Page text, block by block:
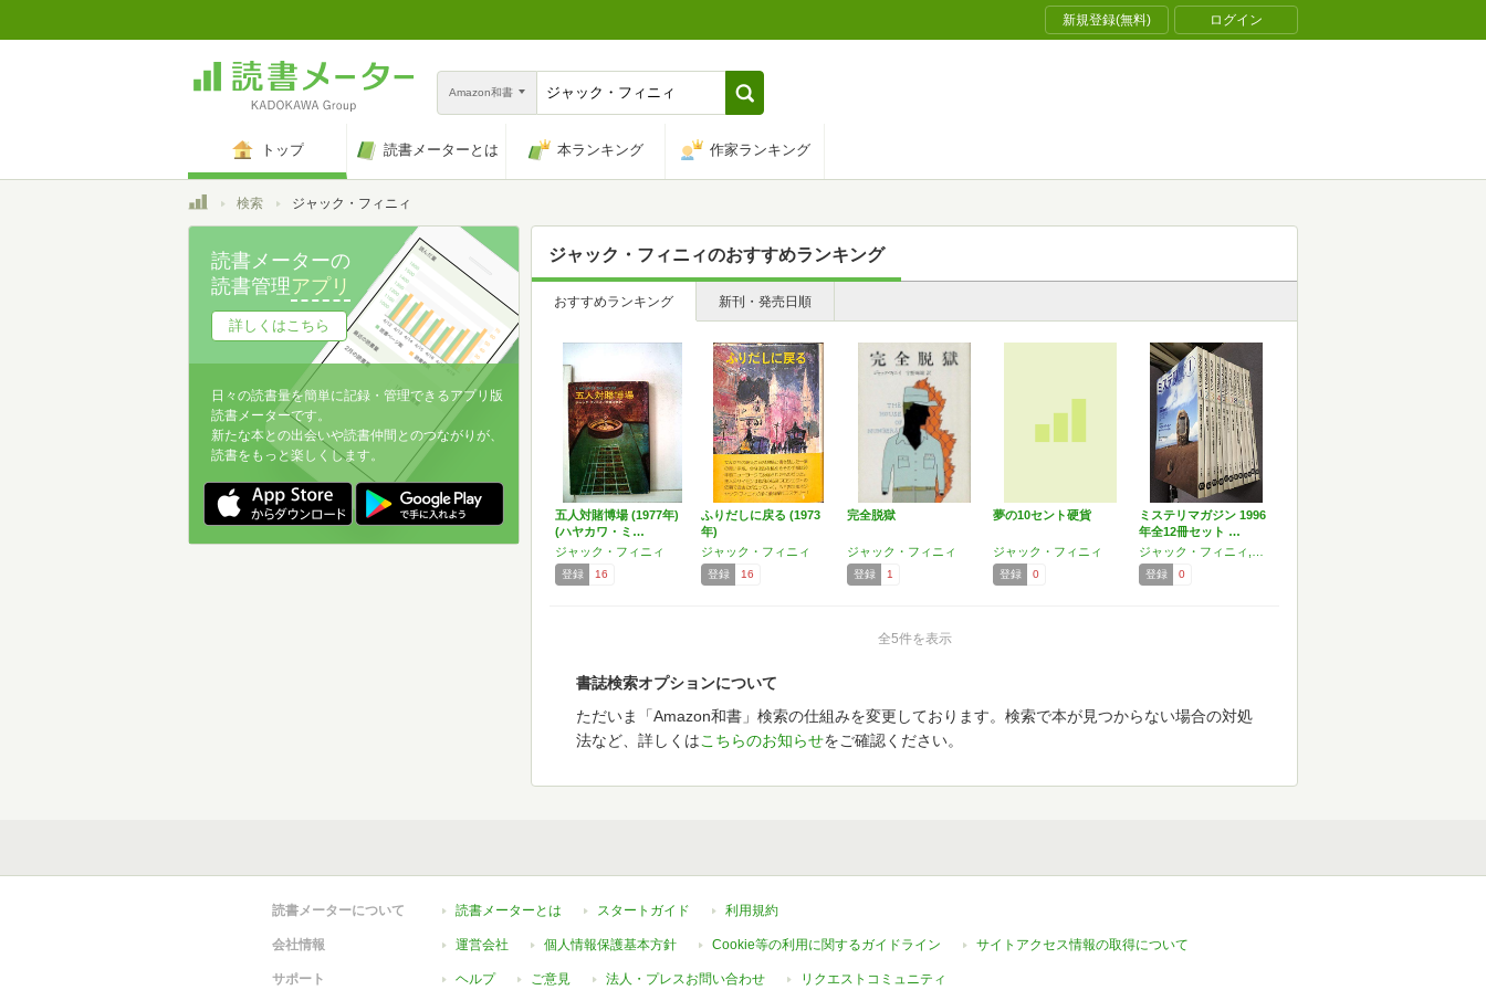
新規登録(無料) ログイン
Amazon和書
トップ 読書メーターとは 本ランキング 作家ランキング
トップ検索 ジャック・フィニィ
ジャック・フィニィのおすすめランキング
おすすめランキング 新刊・発売日順
五人対賭博場 (1977年)
(ハヤカワ・ミ…
ジャック・フィニィ
登録 16
ふりだしに戻る (1973
年)
ジャック・フィニィ
登録 16
完全脱獄
ジャック・フィニィ
登録 1
夢の10セント硬貨
ジャック・フィニィ
登録 0
ミステリマガジン 1996
年全12冊セット …
登録 0
全5件を表示
書誌検索オプションについて
ただいま「Amazon和書」検索の仕組みを変更しております。検索で本が見つからない場合の対処
法など、詳しくはこちらのお知らせをご確認ください。
読書メーターの
読書管理アプリ
詳しくはこちら
日々の読書量を簡単に記録・管理できるアプリ版
読書メーターです。
新たな本との出会いや読書仲間とのつながりが、
読書をもっと楽しくします。
読書メーターについて 読書メーターとは スタートガイド 利用規約
会社情報 運営会社 個人情報保護基本方針 Cookie等の利用に関するガイドライン サイトアクセス情報の取得について
サポート ヘルプ ご意見 法人・プレスお問い合わせ リクエストコミュニティ